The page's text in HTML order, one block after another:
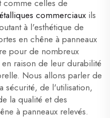
comme celles de
commerciaux ils
à l'esthétique de
en chêne à panneaux
pour de nombreux
raison de leur durabilité
Nous allons parler de
sécurité, de l'utilisation,
la qualité et des
à panneaux relevés.